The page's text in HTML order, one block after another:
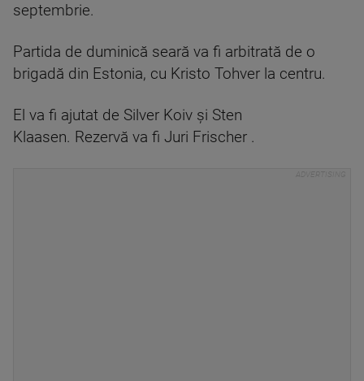
septembrie.
Partida de duminică seară va fi arbitrată de o
brigadă din Estonia, cu Kristo Tohver la centru.
El va fi ajutat de Silver Koiv şi Sten
Klaasen. Rezervă va fi Juri Frischer .